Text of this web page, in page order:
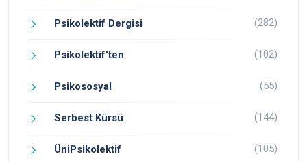
Psikolektif Dergisi (282)
Psikolektif'ten (102)
Psikososyal (55)
Serbest Kürsü (144)
ÜniPsikolektif (105)